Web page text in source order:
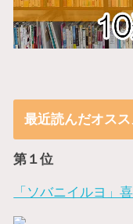
最近読んだオス
第１位
「ソバニイルヨ」